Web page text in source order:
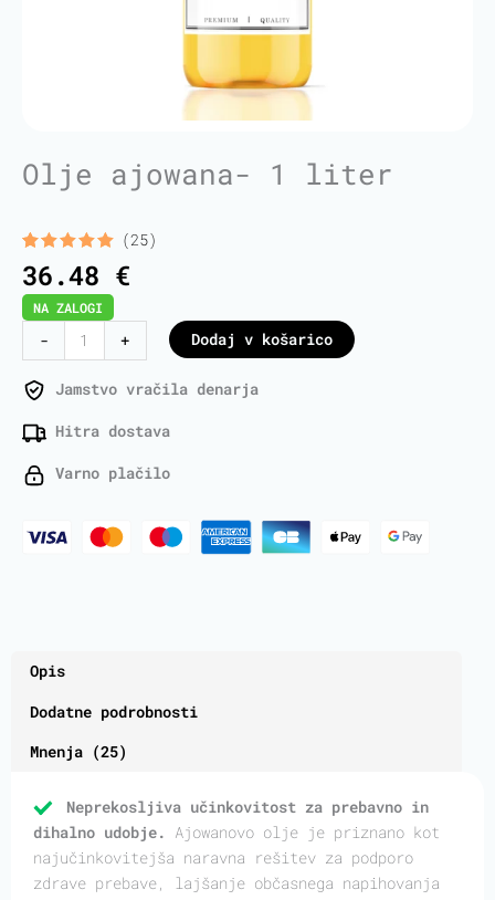
Olje ajowana- 1 liter
Ocenjeno z
5.00 od 5
na podlagi
ocene
25
strank
(25)
36.48 €
NA ZALOGI
-
Oil
-
Liter
+ Dodaj v košarico
Jamstvo vračila denarja
Hitra dostava
Varno plačilo
Opis
Dodatne podrobnosti
Mnenja (25)
Neprekosljiva učinkovitost za prebavno in
dihalno udobje. Ajowanovo olje je priznano kot
najučinkovitejša naravna rešitev za podporo
zdrave prebave, lajšanje občasnega napihovanja